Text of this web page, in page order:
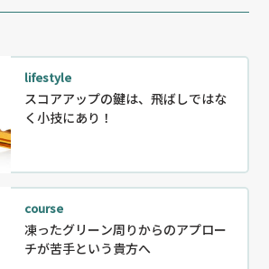
lifestyle
スコアアップの鍵は、飛ばしではな
く小技にあり！
course
凍ったグリーン周りからのアプロー
チが苦手という貴方へ